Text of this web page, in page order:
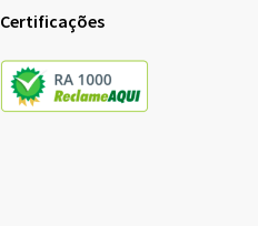
Certificações